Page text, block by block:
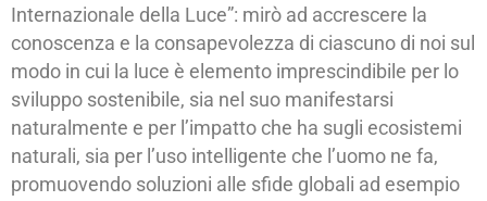
Internazionale della Luce”: mirò ad accrescere la
conoscenza e la consapevolezza di ciascuno di noi sul
modo in cui la luce è elemento imprescindibile per lo
sviluppo sostenibile, sia nel suo manifestarsi
naturalmente e per l’impatto che ha sugli ecosistemi
naturali, sia per l’uso intelligente che l’uomo ne fa,
promuovendo soluzioni alle sfide globali ad esempio